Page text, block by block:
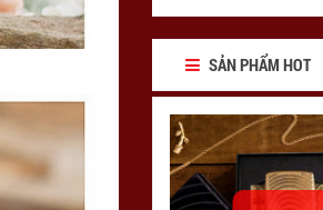
SẢN PHẨM HOT